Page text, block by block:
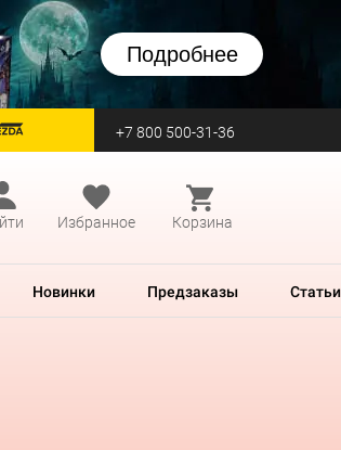
Подробнее
перейти на Zvezda +7 800 500-31-36
Избранное Корзина
Новинки Предзаказы Статьи